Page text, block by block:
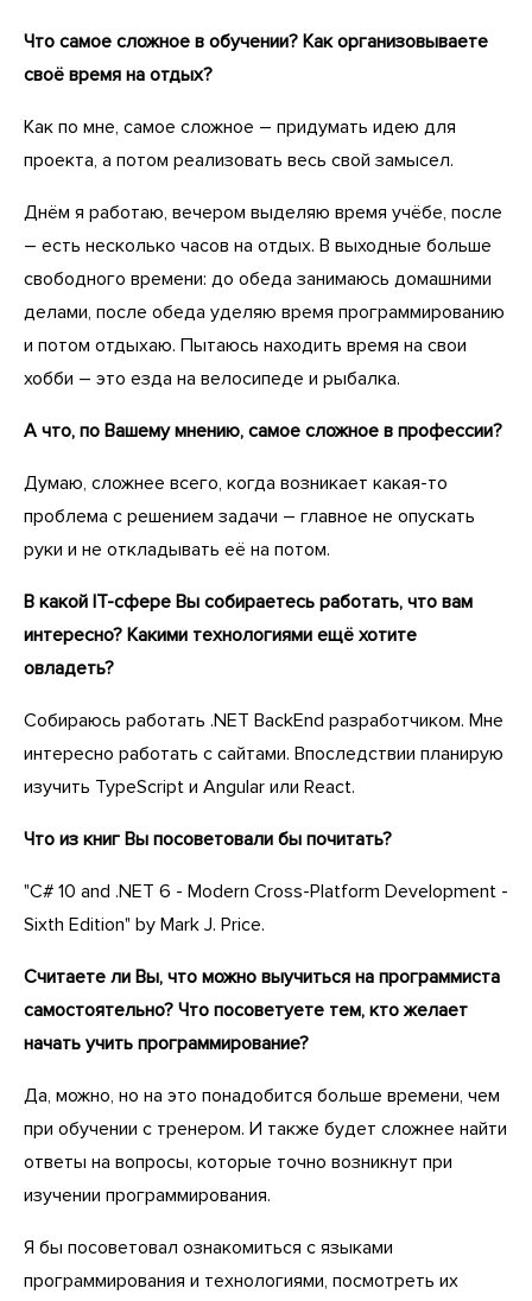
Что самое сложное в обучении? Как организовываете
своё время на отдых?
Как по мне, самое сложное – придумать идею для
проекта, а потом реализовать весь свой замысел.
Днём я работаю, вечером выделяю время учёбе, после
– есть несколько часов на отдых. В выходные больше
свободного времени: до обеда занимаюсь домашними
делами, после обеда уделяю время программированию
и потом отдыхаю. Пытаюсь находить время на свои
хобби – это езда на велосипеде и рыбалка.
А что, по Вашему мнению, самое сложное в профессии?
Думаю, сложнее всего, когда возникает какая-то
проблема с решением задачи – главное не опускать
руки и не откладывать её на потом.
В какой IT-сфере Вы собираетесь работать, что вам
интересно? Какими технологиями ещё хотите
овладеть?
Собираюсь работать .NET BackEnd разработчиком. Мне
интересно работать с сайтами. Впоследствии планирую
изучить TypeScript и Angular или React.
Что из книг Вы посоветовали бы почитать?
"C# 10 and .NET 6 - Modern Cross-Platform Development -
Sixth Edition" by Mark J. Price.
Считаете ли Вы, что можно выучиться на программиста
самостоятельно? Что посоветуете тем, кто желает
начать учить программирование?
Да, можно, но на это понадобится больше времени, чем
при обучении с тренером. И также будет сложнее найти
ответы на вопросы, которые точно возникнут при
изучении программирования.
Я бы посоветовал ознакомиться с языками
программирования и технологиями, посмотреть их